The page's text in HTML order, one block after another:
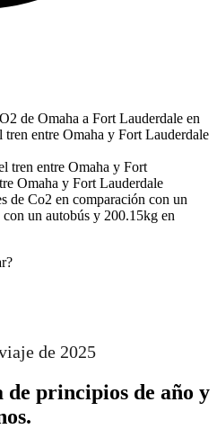
de Omaha a Fort Lauderdale en
tren entre Omaha y Fort Lauderdale
tren entre Omaha y Fort
Omaha y Fort Lauderdale
de Co2 en comparación con un
un autobús y 200.15kg en
de 2025
de principios de año y